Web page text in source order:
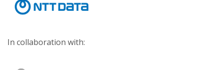
In collaboration with: